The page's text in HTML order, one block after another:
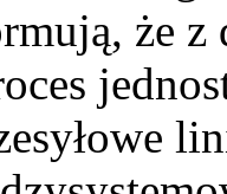
że